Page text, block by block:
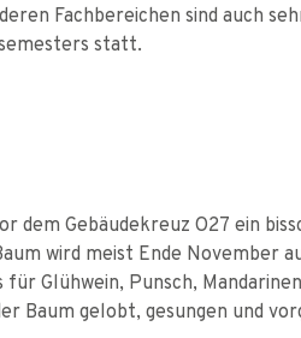
Fachbereichen sind auch
statt.
dem Gebäudekreuz O27 ein
wird meist Ende November
Glühwein, Punsch,
Baum gelobt, gesungen und